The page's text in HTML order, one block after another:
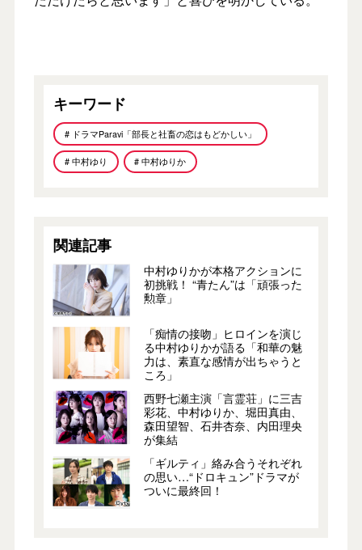
キーワード
# ドラマParavi「部長と社畜の恋はもどかしい」
# 中村ゆり # 中村ゆりか
関連記事
中村ゆりかが本格アクションに
初挑戦！ “青たん”は「頑張った
勲章」
「痴情の接吻」ヒロインを演じ
る中村ゆりかが語る「和華の魅
力は、素直な感情が出ちゃうと
ころ」
西野七瀬主演「言霊荘」に三吉
彩花、中村ゆりか、堀田真由、
森田望智、石井杏奈、内田理央
が集結
「ギルティ」絡み合うそれぞれ
の思い…“ドロキュン”ドラマが
ついに最終回！